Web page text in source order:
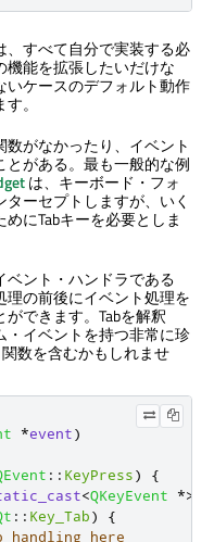
すべて自分で実装する必
能を拡張したいだけな
いケースのデフォルト動作
。
がなかったり、イベント
がある。最も一般的な例
は、キーボード・フォ
ーセプトしますが、いく
にTabキーを必要としま
ント・ハンドラである
理の前後にイベント処理を
できます。Tabを解釈
・イベントを持つ非常に珍
関数を含むかもしれませ
*event)
:: KeyPress)
{
<QKeyEvent *>
:: Key_Tab)
{
here